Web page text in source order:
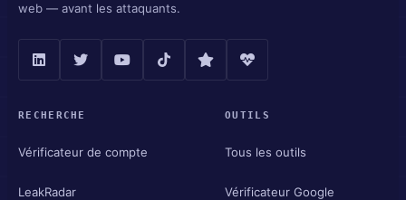
web — avant les attaquants.
RECHERCHE
Vérificateur de compte
LeakRadar
OUTILS
Tous les outils
Vérificateur Google